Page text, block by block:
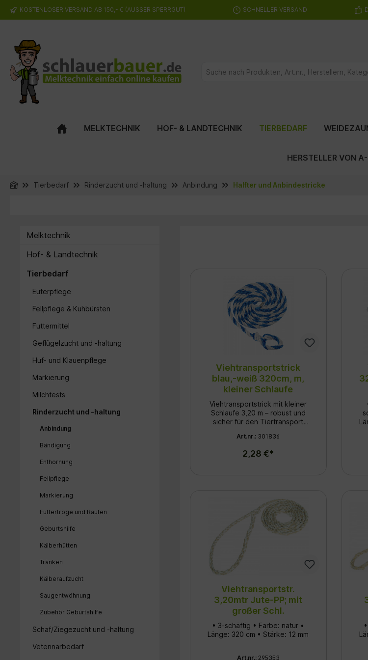
Zur Hauptnavigation springen
KOSTENLOSER VERSAND AB 150,- € (AUSSER SPERRGUT) SCHNELLER VERSAND
MELKTECHNIK HOF- & LANDTECHNIK TIERBEDARF
HERSTELLER VON
Tierbedarf Rinderzucht und -haltung Anbindung Halfter und Anbindestricke
Melktechnik
Hof- & Landtechnik
Tierbedarf
Euterpflege
Fellpflege & Kuhbürsten
Futtermittel
Geflügelzucht und -haltung
Huf- und Klauenpflege
Markierung
Milchtests
Rinderzucht und -haltung
Anbindung
Bändigung
Enthornung
Fellpflege
Markierung
Futtertröge und Raufen
Geburtshilfe
Kälberhütten
Tränken
Kälberaufzucht
Saugentwöhnung
Zubehör Geburtshilfe
Schaf/Ziegezucht und -haltung
Veterinärbedarf
Viehtransportstrick
blau,-weiß 320cm, m,
kleiner Schlaufe
Viehtransportstrick mit kleiner
Schlaufe 3,20 m – robust und
sicher für den Tiertransport
hochwertigem Polypropylen.
und die zuverlässige Fixierung
Polypropylen 4-schäftige
Verarbeitung für hohe
Reißfestigkeit Farbe: blau/weiß
Länge: 320 cm Stärke: 12 mm
Art.nr.: 301836
2,28 €*
Viehtransportstr.
3,20mtr Jute-PP; mit
großer Schl.
• 3-schäftig • Farbe: natur •
Länge: 320 cm • Stärke: 12 mm
Art.nr.: 295353